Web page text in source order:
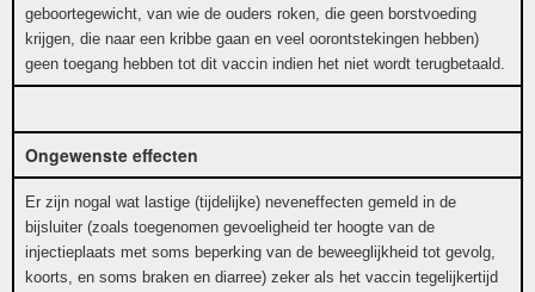
geboortegewicht, van wie de ouders roken, die geen borstvoeding
krijgen, die naar een kribbe gaan en veel oorontstekingen hebben)
geen toegang hebben tot dit vaccin indien het niet wordt terugbetaald.
Ongewenste effecten
Er zijn nogal wat lastige (tijdelijke) neveneffecten gemeld in de
bijsluiter (zoals toegenomen gevoeligheid ter hoogte van de
injectieplaats met soms beperking van de beweeglijkheid tot gevolg,
koorts, en soms braken en diarree) zeker als het vaccin tegelijkertijd